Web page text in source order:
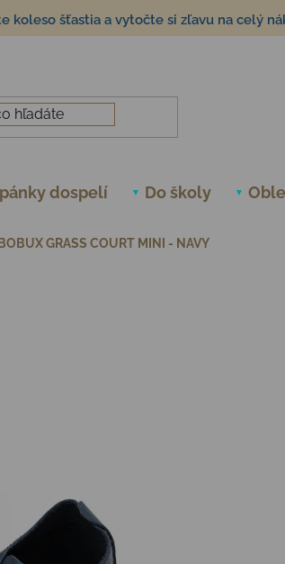
koleso šťastia a vytočte si zľavu na celý
dospelí Do školy
GRASS COURT MINI - NAVY